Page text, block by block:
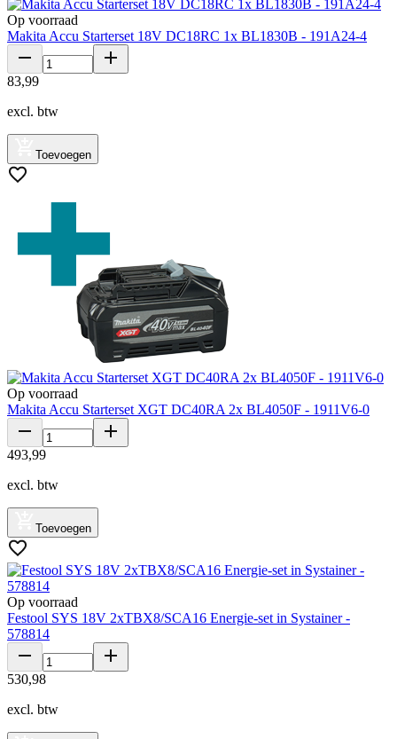
Op voorraad
Makita Accu Starterset 18V DC18RC 1x BL1830B - 191A24-4
83,99
excl. btw
Toevoegen
Op voorraad
Makita Accu Starterset XGT DC40RA 2x BL4050F - 1911V6-0
493,99
excl. btw
Toevoegen
Op voorraad
Festool SYS 18V 2xTBX8/SCA16 Energie-set in Systainer -
578814
530,98
excl. btw